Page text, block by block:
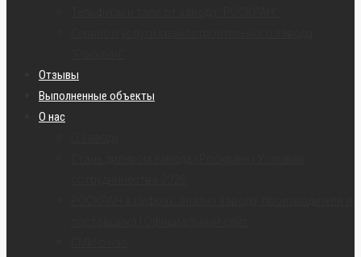
Отзывы
Выполненные объекты
О нас